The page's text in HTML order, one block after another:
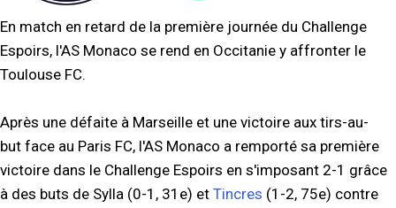
En match en retard de la première journée du Challenge
Espoirs, l'AS Monaco se rend en Occitanie y affronter le
Toulouse FC.
Après une défaite à Marseille et une victoire aux tirs-au-
but face au Paris FC, l'AS Monaco a remporté sa première
victoire dans le Challenge Espoirs en s'imposant 2-1 grâce
à des buts de Sylla (0-1, 31e) et Tincres (1-2, 75e) contre